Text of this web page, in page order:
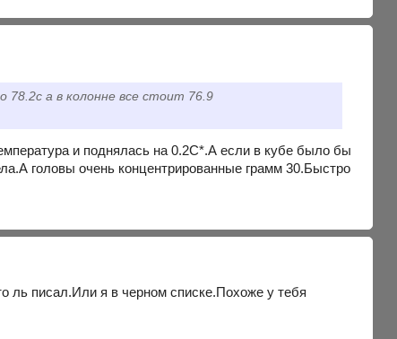
а в колонне все стоит 76.9
и поднялась на 0.2С*.А если в кубе было бы
головы очень концентрированные грамм 30.Быстро
ль писал.Или я в черном списке.Похоже у тебя